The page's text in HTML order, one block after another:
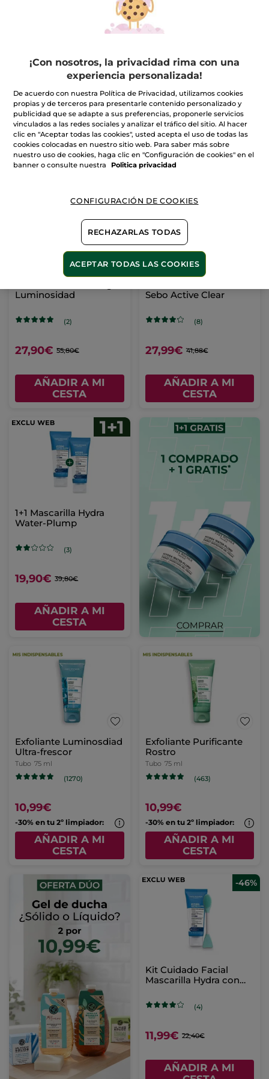
Luminosidad
(2)
27,90€ 55,80€
AÑADIR A MI
CESTA
Sebo Active Clear
(8)
27,99€ 41,88€
AÑADIR A MI
CESTA
1+1 Mascarilla Hydra
Water-Plump
(3)
19,90€ 39,80€
AÑADIR A MI
CESTA
Exfoliante Luminosdiad
Ultra-frescor
Tubo 75 ml
(1270)
10,99€
-30% en tu 2º limpiador:
AÑADIR A MI
CESTA
Exfoliante Purificante
Rostro
Tubo 75 ml
(463)
10,99€
-30% en tu 2º limpiador:
AÑADIR A MI
CESTA
-46%
Kit Cuidado Facial
Mascarilla Hydra con
(4)
11,99€ 22,40€
AÑADIR A MI
¡Con nosotros, la privacidad rima con una
experiencia personalizada!
De acuerdo con nuestra Política de Privacidad, utilizamos cookies
propias y de terceros para presentarle contenido personalizado y
publicidad que se adapte a sus preferencias, proponerle servicios
vinculados a las redes sociales y analizar el tráfico del sitio. Al hacer
clic en "Aceptar todas las cookies", usted acepta el uso de todas las
cookies colocadas en nuestro sitio web. Para saber más sobre
nuestro uso de cookies, haga clic en "Configuración de cookies" en el
banner o consulte nuestra
Politica privacidad
CONFIGURACIÓN DE COOKIES
RECHAZARLAS TODAS
ACEPTAR TODAS LAS COOKIES